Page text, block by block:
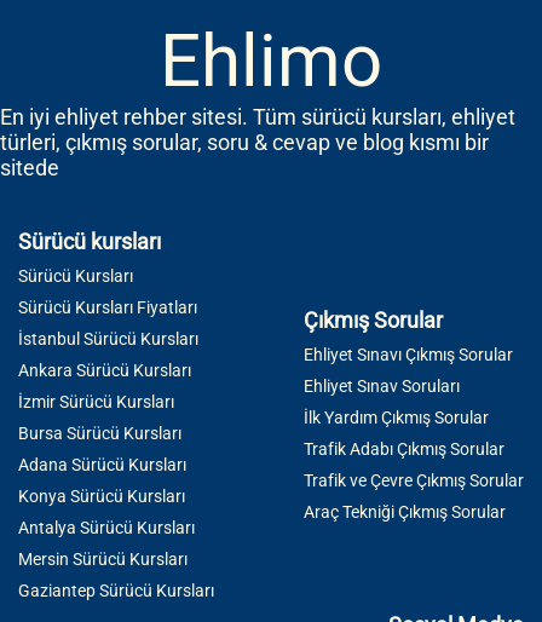
Ehlimo
En iyi ehliyet rehber sitesi. Tüm sürücü kursları, ehliyet
türleri, çıkmış sorular, soru & cevap ve blog kısmı bir
sitede
Sürücü kursları
Sürücü Kursları
Sürücü Kursları Fiyatları
İstanbul Sürücü Kursları
Ankara Sürücü Kursları
İzmir Sürücü Kursları
Bursa Sürücü Kursları
Adana Sürücü Kursları
Konya Sürücü Kursları
Antalya Sürücü Kursları
Mersin Sürücü Kursları
Gaziantep Sürücü Kursları
Çıkmış Sorular
Ehliyet Sınavı Çıkmış Sorular
Ehliyet Sınav Soruları
İlk Yardım Çıkmış Sorular
Trafik Adabı Çıkmış Sorular
Trafik ve Çevre Çıkmış Sorular
Araç Tekniği Çıkmış Sorular